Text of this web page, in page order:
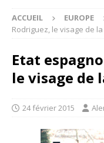
ACCUEIL EUROPE
Rodriguez, le visage de
Etat
le visage de
24 février 2015